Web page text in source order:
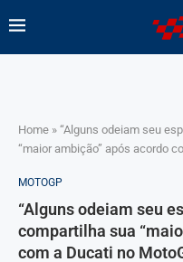
Home » “Alguns odeiam seu
“maior ambição” após acordo
MOTOGP
“Alguns odeiam seu
compartilha sua
com a Ducati no